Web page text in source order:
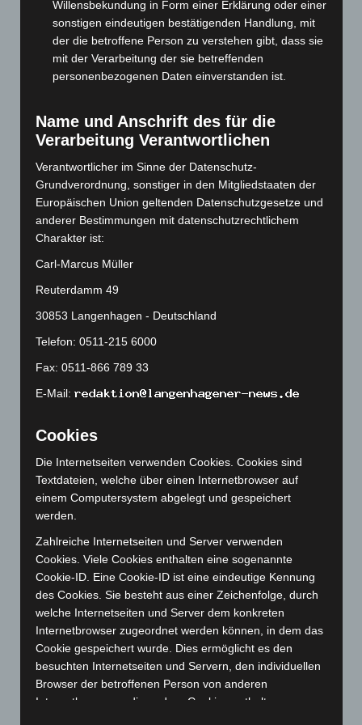
Juni 2024(107)
Mai 2024(149)
(102)
Februar 2024(103)
Januar 2024(111)
Dezember 2023(130)
November 2023(130)
Oktober 2023(114)
September 2023
August 2023(134)
Juli 2023(118)
Juni 2023 (142)
Mai 2023 (139)
April 2023(155)
Januar 2023(140)
Dezember 2022(130)
November 2022(167)
Oktober 2022(166)
August 2022(166)
Juli 2022(133)
Juni 2022(167)
Mai 2022(177)
April 2022(198)
März 2022
(221)
Februar 2022
Willensbekundung in Form einer Erklärung oder einer
sonstigen eindeutigen bestätigenden Handlung, mit
der die betroffene Person zu verstehen gibt, dass sie
mit der Verarbeitung der sie betreffenden
personenbezogenen Daten einverstanden ist.
Name und Anschrift des für die
Verarbeitung Verantwortlichen
Verantwortlicher im Sinne der Datenschutz-
Grundverordnung, sonstiger in den Mitgliedstaaten der
Europäischen Union geltenden Datenschutzgesetze und
anderer Bestimmungen mit datenschutzrechtlichem
Charakter ist:
Carl-Marcus Müller
Reuterdamm 49
30853 Langenhagen - Deutschland
Telefon: 0511-215 6000
Fax: 0511-866 789 33
E-Mail:
Cookies
Die Internetseiten verwenden Cookies. Cookies sind
Textdateien, welche über einen Internetbrowser auf
einem Computersystem abgelegt und gespeichert
werden.
Zahlreiche Internetseiten und Server verwenden
Cookies. Viele Cookies enthalten eine sogenannte
Cookie-ID. Eine Cookie-ID ist eine eindeutige Kennung
des Cookies. Sie besteht aus einer Zeichenfolge, durch
welche Internetseiten und Server dem konkreten
Internetbrowser zugeordnet werden können, in dem das
Cookie gespeichert wurde. Dies ermöglicht es den
besuchten Internetseiten und Servern, den individuellen
Browser der betroffenen Person von anderen
Internetbrowsern, die andere Cookies enthalten, zu